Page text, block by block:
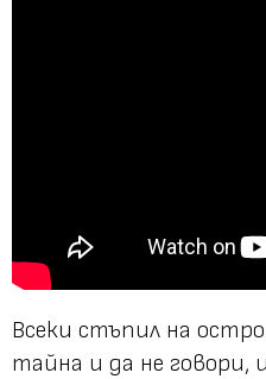
Всеки стъпил на
тайна и да не говори,